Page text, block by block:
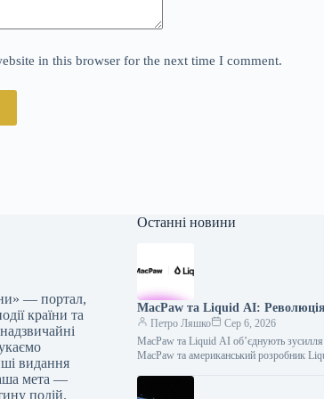
in this browser for the next time I comment.
— портал,
країни та
видання
мета —
подій.
Останні новини
MacPaw та Liquid AI:
Петро Ляшко
Сер 6, 2026
MacPaw та Liquid AI об’єднують зусилля
MacPaw та американський розробник